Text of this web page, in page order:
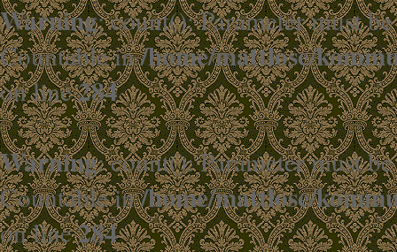
Warning: count(): Parameter must
Countable in/home/mattlose/
on line284
Warning: count(): Parameter must
Countable in/home/mattlose/
on line284